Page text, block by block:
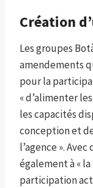
Création
Les groupes
amendements
pour la
« d’alimenter
les capacités
conception et
l’agence ».
également à «
participation